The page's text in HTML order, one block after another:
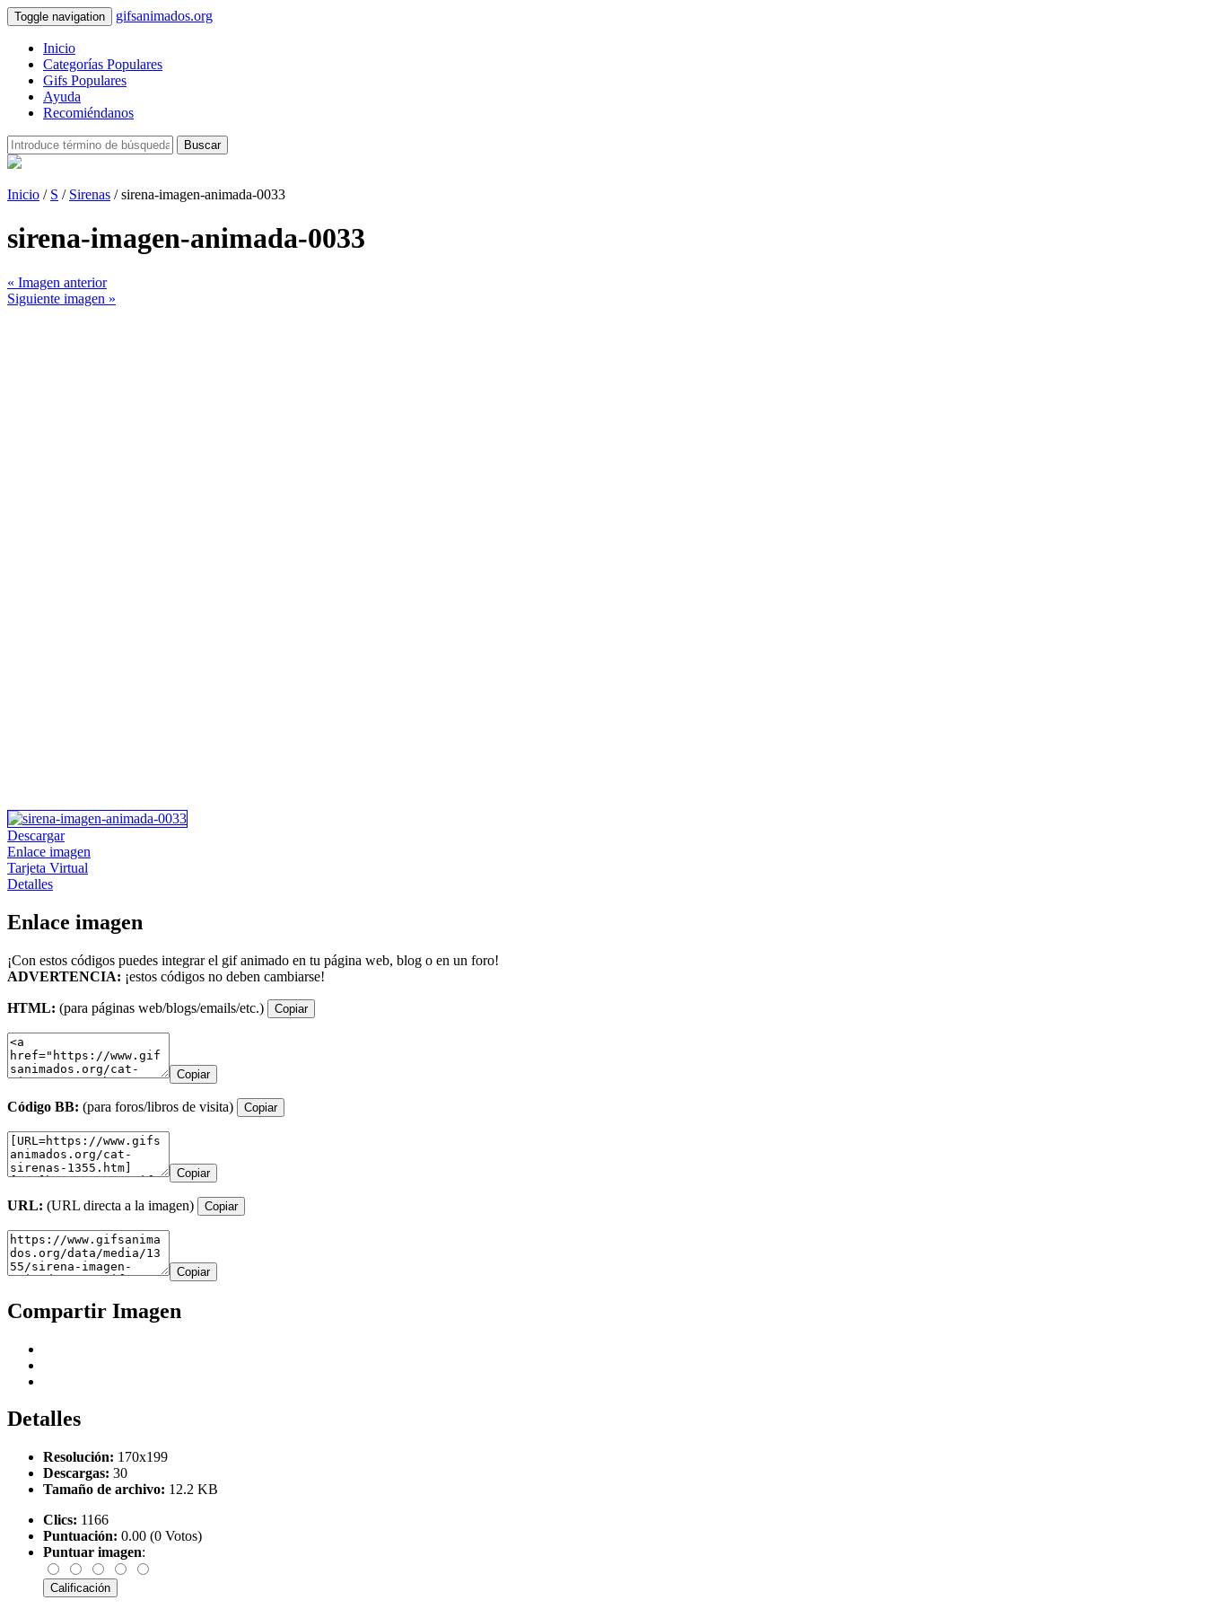
Toggle navigation gifsanimados.org
Inicio
Categorías Populares
Gifs Populares
Ayuda
Recomiéndanos
Buscar
Inicio / S / Sirenas / sirena-imagen-animada-0033
sirena-imagen-animada-0033
« Imagen anterior
Siguiente imagen »
Descargar
Enlace imagen
Tarjeta Virtual
Detalles
Enlace imagen
¡Con estos códigos puedes integrar el gif animado en tu página web, blog o en un foro!
ADVERTENCIA: ¡estos códigos no deben cambiarse!
HTML: (para páginas web/blogs/emails/etc.) Copiar
Copiar
Código BB: (para foros/libros de visita) Copiar
Copiar
URL: (URL directa a la imagen) Copiar
Copiar
Compartir Imagen
Detalles
Resolución: 170x199
Descargas: 30
Tamaño de archivo: 12.2 KB
Clics: 1166
Puntuación: 0.00 (0 Votos)
Puntuar imagen: